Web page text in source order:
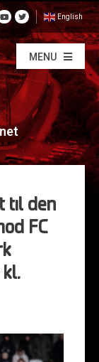
English
MENU
til den
FC